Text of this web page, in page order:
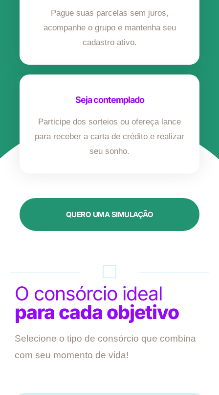
Pague suas parcelas sem juros,
acompanhe o grupo e mantenha seu
cadastro ativo.
Seja contemplado
Participe dos sorteios ou ofereça lance
para receber a carta de crédito e realizar
seu sonho.
QUERO UMA SIMULAÇÃO
O consórcio ideal
para cada objetivo
Selecione o tipo de consórcio que combina
com seu momento de vida!